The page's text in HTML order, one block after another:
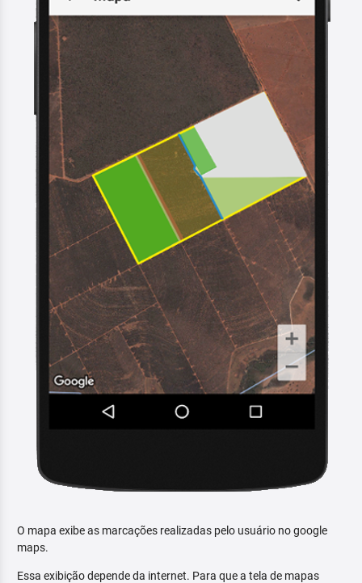
O mapa exibe as marcações realizadas pelo usuário no google
maps.
Essa exibição depende da internet. Para que a tela de mapas